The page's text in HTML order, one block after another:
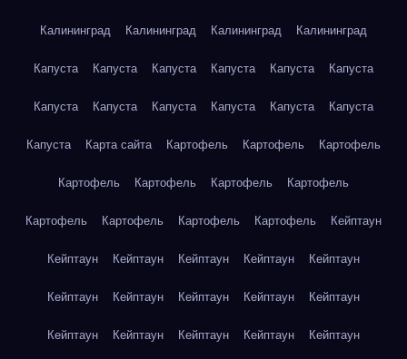
Калининград Калининград Калининград Калининград
Капуста Капуста Капуста Капуста Капуста Капуста
Капуста Капуста Капуста Капуста Капуста Капуста
Капуста Карта сайта Картофель Картофель Картофель
Картофель Картофель Картофель Картофель
Картофель Картофель Картофель Картофель Кейптаун
Кейптаун Кейптаун Кейптаун Кейптаун Кейптаун
Кейптаун Кейптаун Кейптаун Кейптаун Кейптаун
Кейптаун Кейптаун Кейптаун Кейптаун Кейптаун